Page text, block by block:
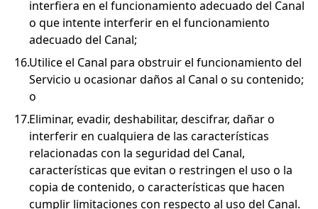
interfiera en el funcionamiento adecuado del Canal
o que intente interferir en el funcionamiento
adecuado del Canal;
Utilice el Canal para obstruir el funcionamiento del
Servicio u ocasionar daños al Canal o su contenido;
o
Eliminar, evadir, deshabilitar, descifrar, dañar o
interferir en cualquiera de las características
relacionadas con la seguridad del Canal,
características que evitan o restringen el uso o la
copia de contenido, o características que hacen
cumplir limitaciones con respecto al uso del Canal.